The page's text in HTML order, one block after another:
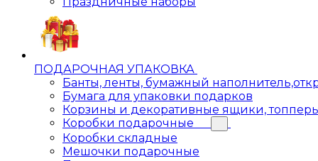
ПОДАРОЧНАЯ УПАКОВКА
Банты, ленты, бумажный
Бумага для упаковки подарков
Корзины и декоративные ящики,
Коробки подарочные
Коробки складные
Мешочки подарочные